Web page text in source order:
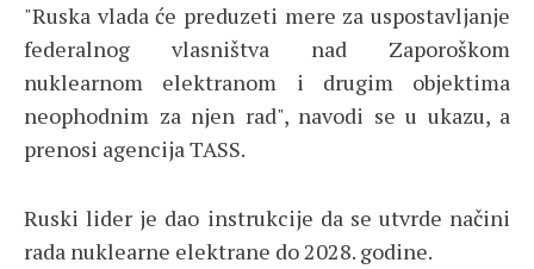
"Ruska vlada će preduzeti mere za uspostavljanje
federalnog vlasništva nad Zaporoškom
nuklearnom elektranom i drugim objektima
neophodnim za njen rad", navodi se u ukazu, a
prenosi agencija TASS.
Ruski lider je dao instrukcije da se utvrde načini
rada nuklearne elektrane do 2028. godine.